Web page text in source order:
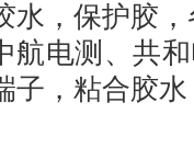
水， 保护胶 ，
航电测、共
子，粘合胶